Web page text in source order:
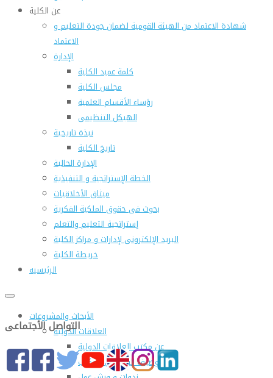
عن الكلية
شهادة الاعتماد من الهيئة القومية لضمان جودة التعليم و
الاعتماد
الإدارة
كلمة عميد الكلية
مجلس الكلية
رؤساء الأقسام العلمية
الهيكل التنظيمى
نبذة تاريخية
تاريخ الكلية
الإدارة الحالية
الخطة الإستراتجية و التنفيذية
ميثاق الأخلاقيات
بحوث فى حقوق الملكية الفكرية
إستراتجية التعليم والتعلم
البريد الإلكترونى لإدارات و مراكز الكلية
خريطة الكلية
الرئيسيه
الأبحاث والمشروعات
العلاقات الدولية
عن مكتب العلاقات الدولية
التوصيف الوظيفى للمكتب
التواصل الأجتماعى